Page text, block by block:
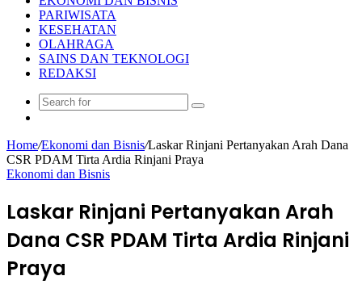
PARIWISATA
KESEHATAN
OLAHRAGA
SAINS DAN TEKNOLOGI
REDAKSI
Search
Home/Ekonomi dan Bisnis/Laskar Rinjani Pertanyakan Arah Dana
CSR PDAM Tirta Ardia Rinjani Praya
Ekonomi dan Bisnis
Laskar Rinjani Pertanyakan Arah
Dana CSR PDAM Tirta Ardia Rinjani
Praya